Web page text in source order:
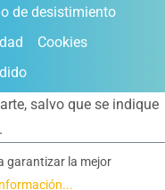
de desistimiento
Cookies
, salvo que se indique
garantizar la mejor